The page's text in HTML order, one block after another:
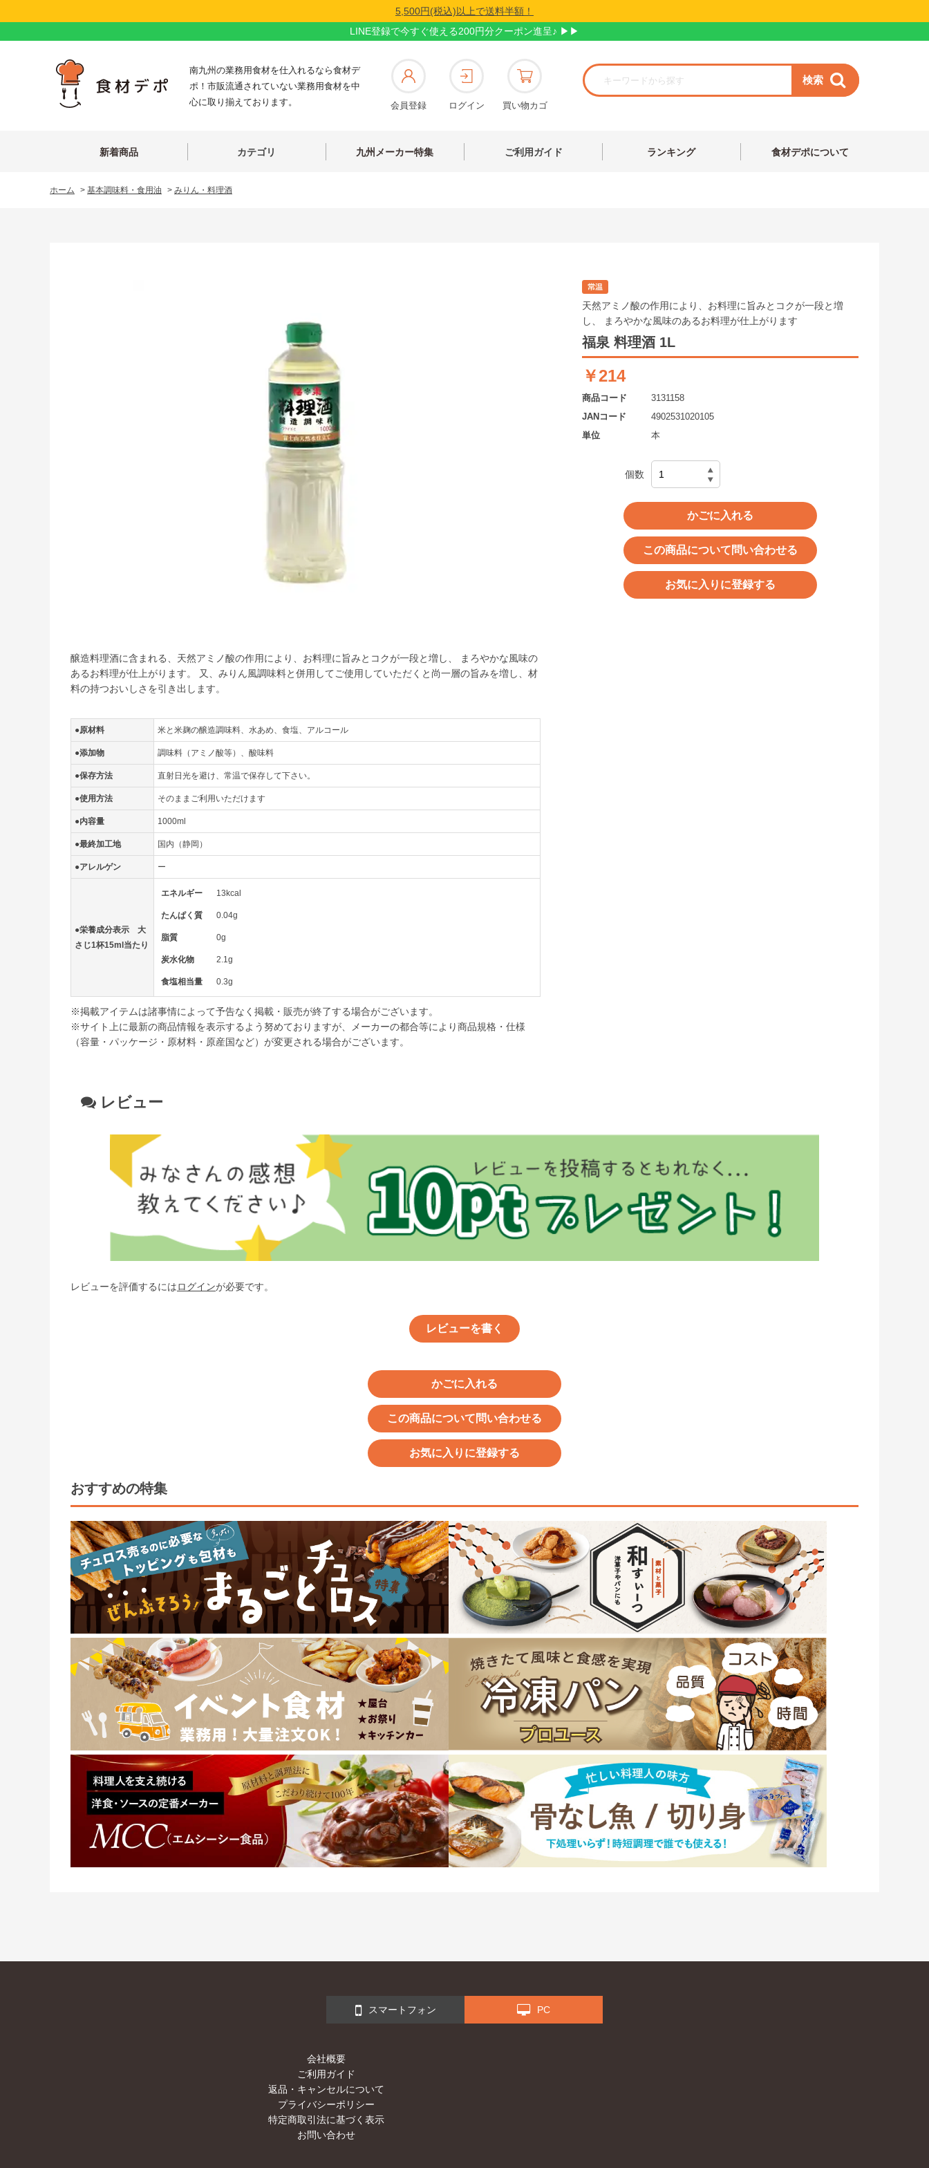
5,500円(税込)以上で送料半額！
LINE登録で今すぐ使える200円分クーポン進呈♪ ▶▶
南九州の業務用食材を仕入れるなら食材デ
ポ！市販流通されていない業務用食材を中
心に取り揃えております。
会員登録 ログイン 買い物カゴ
検索
新着商品 カテゴリ 九州メーカー特集 ご利用ガイド ランキング 食材デポについて
ホーム > 基本調味料・食用油 > みりん・料理酒
醸造料理酒に含まれる、天然アミノ酸の作用により、お料理に旨みとコクが一段と増し、 まろやかな風味の
あるお料理が仕上がります。 又、みりん風調味料と併用してご使用していただくと尚一層の旨みを増し、材
料の持つおいしさを引き出します。
●原材料 米と米麹の醸造調味料、水あめ、食塩、アルコール
●添加物 調味料（アミノ酸等）、酸味料
●保存方法 直射日光を避け、常温で保存して下さい。
●使用方法 そのままご利用いただけます
●内容量 1000ml
●最終加工地 国内（静岡）
●アレルゲン ー
●栄養成分表示 大
さじ1杯15ml当たり
エネルギー 13kcal
たんぱく質 0.04g
脂質 0g
炭水化物 2.1g
食塩相当量 0.3g
※掲載アイテムは諸事情によって予告なく掲載・販売が終了する場合がございます。
※サイト上に最新の商品情報を表示するよう努めておりますが、メーカーの都合等により商品規格・仕様
（容量・パッケージ・原材料・原産国など）が変更される場合がございます。
天然アミノ酸の作用により、お料理に旨みとコクが一段と増
し、 まろやかな風味のあるお料理が仕上がります
福泉 料理酒 1L
￥214
商品コード
3131158
JANコード
4902531020105
単位
本
個数
かごに入れる
この商品について問い合わせる
お気に入りに登録する
レビュー
レビューを評価するにはログインが必要です。
レビューを書く
かごに入れる
この商品について問い合わせる
お気に入りに登録する
おすすめの特集
スマートフォン PC
会社概要
ご利用ガイド
返品・キャンセルについて
プライバシーポリシー
特定商取引法に基づく表示
お問い合わせ